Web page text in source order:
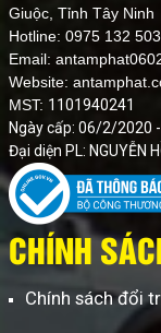
Giuộc, Tỉnh Tây Ninh
Hotline: 0975 132 503
Email:
Website:
MST: 1101940241
Ngày cấp: 06/2/2020
Đại diện PL: NGUYỄN
CHÍNH
Chính sách đổi